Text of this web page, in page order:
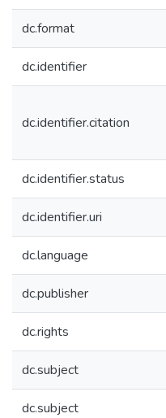
dc.format
dc.identifier
dc.identifier.citation
dc.identifier.status
dc.identifier.uri
dc.language
dc.publisher
dc.rights
dc.subject
dc.subject